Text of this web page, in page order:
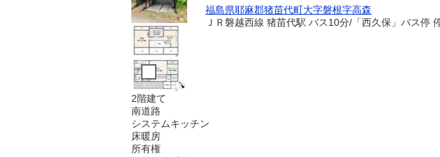
福島県耶麻郡猪苗代町大字磐根字高森
ＪＲ磐越西線 猪苗代駅 バス10分/「西久保」バス停
2階建て
南道路
システムキッチン
床暖房
所有権